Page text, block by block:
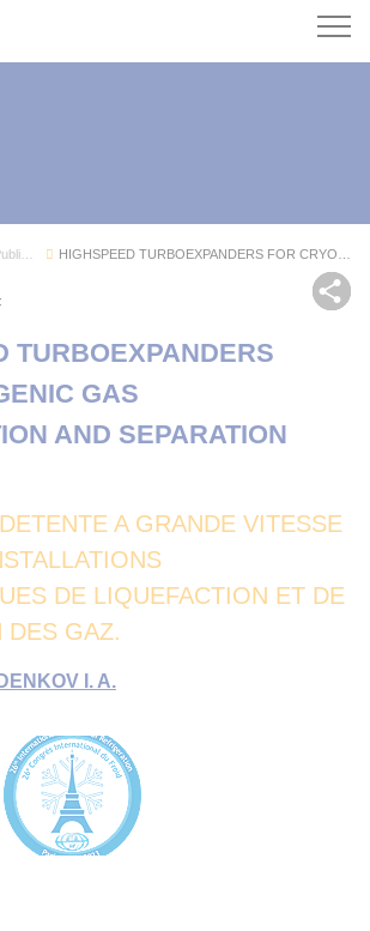
A GRANDE VITESSE
DE LIQUEFACTION ET DE
DES GAZ.
TURBOEXPANDERS
GAS
AND SEPARATION
I. A.